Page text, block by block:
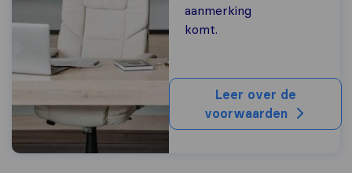
aanmerking
komt.
Leer over de
voorwaarden